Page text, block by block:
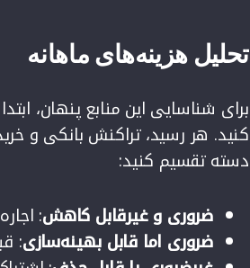
تحلیل هزینه‌های ماهانه
برای شناسایی این منابع پنهان،
کنید. هر رسید، تراکنش بانکی و
دسته تقسیم کنید:
ضروری و غیرقابل کاهش:
ضروری اما قابل بهینه‌سازی: